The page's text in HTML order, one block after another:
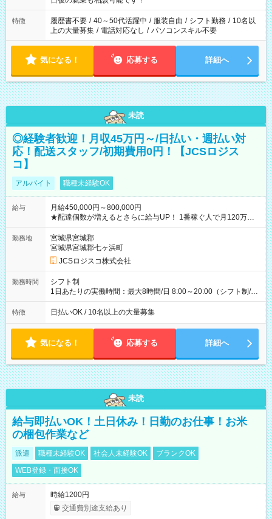
の勤務時間。 合計で週40時間を超える場合は応募できません。
特徴 履歴書不要 / 40～50代活躍中 / 服装自由 / シフト勤務 / 10名以
上の大量募集 / 電話対応なし / パソコンスキル不要
気になる！ 応募する 詳細へ
未読
◎経験者歓迎！月収45万円～/日払い・週払い対
応！配送スタッフ/初期費用0円！【JCSロジス
コ】
アルバイト 職種未経験OK
給与
月給450,000円～800,000円
★配達個数が増えるとさらに給与UP！ 1番稼ぐ人で月120万ほ
ど！ ・主要都市エリア 月収55万円／週5日稼働 月収65万~112
万円／週6日稼働 ・地方郊外エリア 月収40万円／週5日稼働 月
収40万円~50万円／週6日稼働 ＜モデルイメージ＞ ■月収50万
円 (27歳男性/江東区在住)※元建築関係 1日150個配達×25日勤務
(日休み) ■月収80万円(43歳男性/墨田区在住)※元営業 1日200個
勤務地
宮城県宮城郡
宮城県宮城郡七ヶ浜町
JCSロジスコ株式会社
勤務時間
シフト制
1日あたりの実働時間：最大8時間/日 8:00～20:00（シフト制/実
働8時間） ※週5日勤務（場所次第では週4も有り） ※配達状況
によって時間外での勤務可能性有り ※案件により多少の前後あ
特徴 日払いOK / 10名以上の大量募集
気になる！ 応募する 詳細へ
未読
給与即払いOK！土日休み！日勤のお仕事！お米
の梱包作業など
派遣 職種未経験OK 社会人未経験OK
ブランクOK
WEB登録・面接OK
給与
時給1200円
交通費別途支給あり